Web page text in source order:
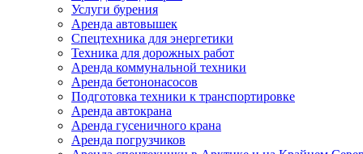
Услуги бурения
Аренда автовышек
Спецтехника для энергетики
Техника для дорожных работ
Аренда коммунальной техники
Аренда бетононасосов
Подготовка техники к транспортировке
Аренда автокрана
Аренда гусеничного крана
Аренда погрузчиков